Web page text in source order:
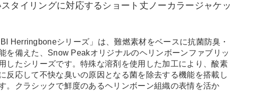
タイリングに対応するショート丈ノーカラージャケッ
Herringboneシリーズ」は、難燃素材をベースに抗菌防臭・
を備えた、Snow Peakオリジナルのヘリンボーンファブリッ
したシリーズです。特殊な溶剤を使用した加工により、酸素
反応して不快な臭いの原因となる菌を除去する機能を搭載し
。クラシックで鮮度のあるヘリンボーン組織の表情を活か